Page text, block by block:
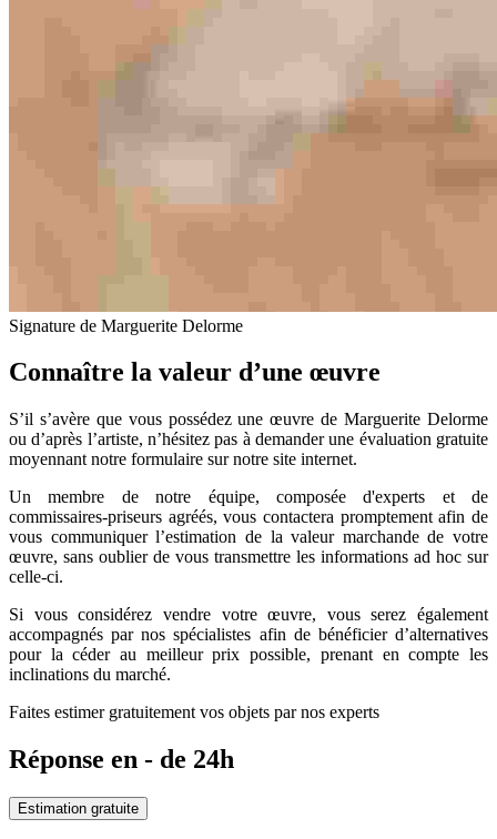
Signature de Marguerite Delorme
Connaître la valeur d’une œuvre
S’il s’avère que vous possédez une œuvre de Marguerite Delorme
ou d’après l’artiste, n’hésitez pas à demander une évaluation gratuite
moyennant notre formulaire sur notre site internet.
Un membre de notre équipe, composée d'experts et de
commissaires-priseurs agréés, vous contactera promptement afin de
vous communiquer l’estimation de la valeur marchande de votre
œuvre, sans oublier de vous transmettre les informations ad hoc sur
celle-ci.
Si vous considérez vendre votre œuvre, vous serez également
accompagnés par nos spécialistes afin de bénéficier d’alternatives
pour la céder au meilleur prix possible, prenant en compte les
inclinations du marché.
Faites estimer gratuitement vos objets par nos experts
Réponse en - de 24h
Estimation gratuite